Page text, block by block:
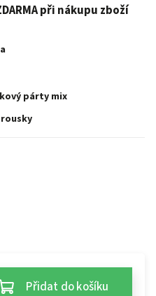
při nákupu zboží
párty mix
Přidat do košíku